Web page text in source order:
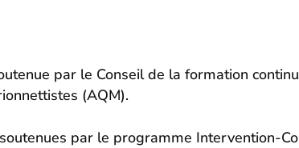
par le Conseil de la formation
(AQM).
par le programme Intervention-